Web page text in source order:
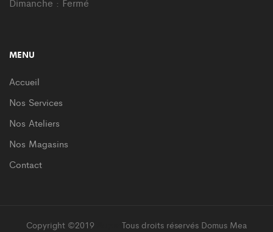
MENU
Accueil
Nos Services
Nos Ateliers
Nos Magasins
Contact
Copyright ©2019 Tous droits réservés Domus Mea